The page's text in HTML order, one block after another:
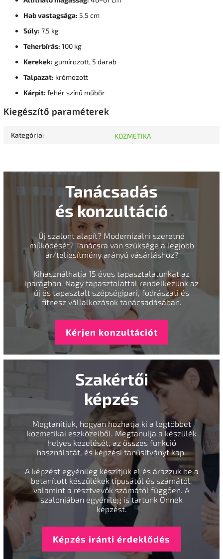
Hab vastagsága: 5,5 cm
Súly: 7,5 kg
Teherbírás: 100 kg
Kerekek: gumírozott, 5 darab
Talpazat: krómozott
Kárpit: fehér színű műbőr
Kiegészítő paraméterek
Kategória: KOZMETIKA
Tanácsadás
és konzultáció
Új szalont alapít? Modernizálni szeretné
működését? Tanácsra van szüksége a legjobb
ár/teljesítmény arányú vásárláshoz?
Kihasználhatja 15 éves tapasztalatunkat az
iparágban. Nagy tapasztalattal rendelkezünk az
új és tapasztalt szépségipari, fodrászati és
fitnesz vállalkozások tanácsadásában.
Kérjen konzultációt
Szakértői
képzés
Megtanítjuk, hogyan hozhatja ki a legtöbbet
kozmetikai eszközeiből. Megtanulja a készülék
helyes kezelését, az összes funkció
használatát, és képzési tanúsítványt kap.
A képzést egyénileg készítjük el és árazzuk be a
betanított készülékek típusától és számától,
valamint a résztvevők számától függően. A
szalonjában egyénileg is tartunk Önnek
képzést.
Képzés iránti érdeklődés